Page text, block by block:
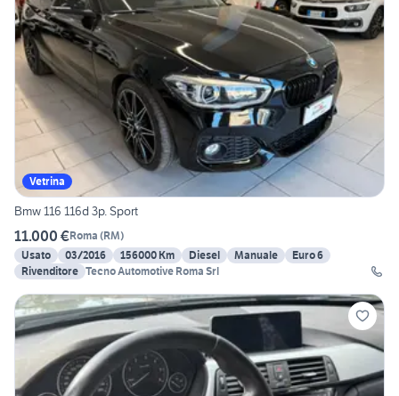
Vetrina
Bmw 116 116d 3p. Sport
11.000 €Roma (RM)
Usato
03/2016 156000 Km Diesel Manuale
Euro 6
Rivenditore Tecno Automotive Roma Srl